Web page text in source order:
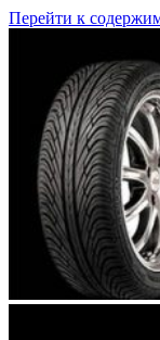
Перейти к